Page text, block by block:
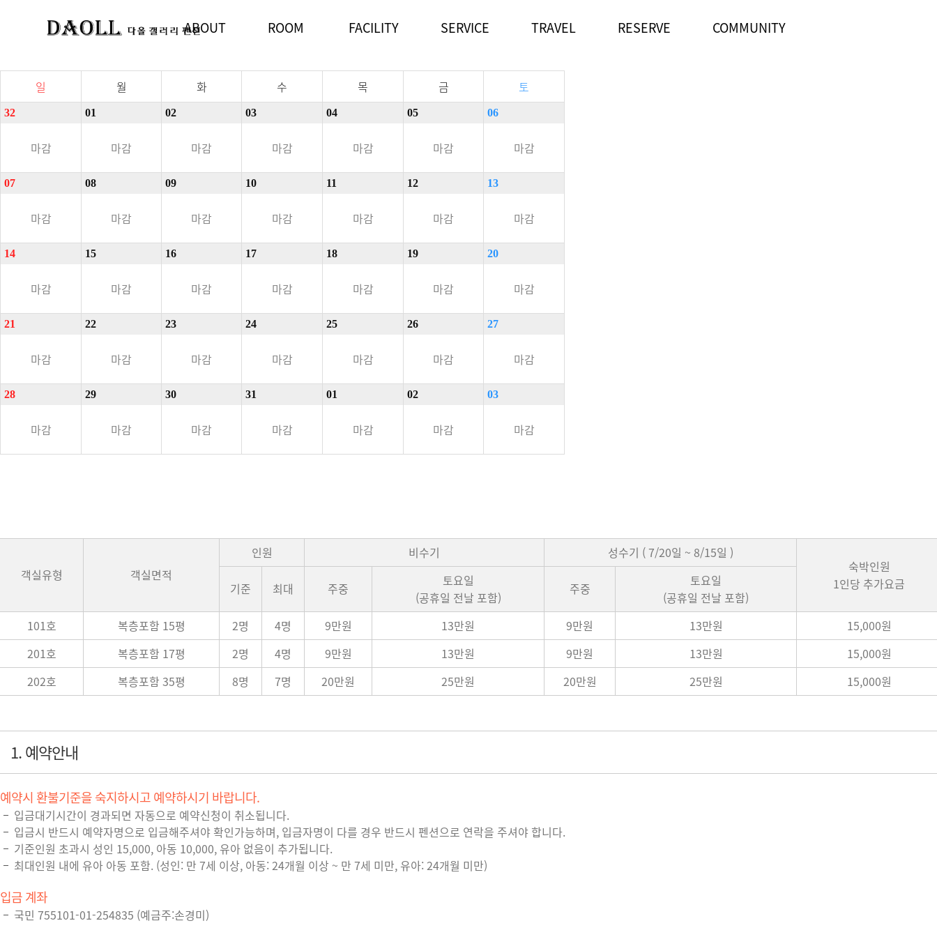
ABOUT ROOM FACILITY SERVICE TRAVEL RESERVE COMMUNITY
예약결과확인
오늘 2025 . 12
일 월 화 수 목 금 토
32
마감
01
마감
02
마감
03
마감
04
마감
05
마감
06
마감
07
마감
08
마감
09
마감
10
마감
11
마감
12
마감
13
마감
14
마감
15
마감
16
마감
17
마감
18
마감
19
마감
20
마감
21
마감
22
마감
23
마감
24
마감
25
마감
26
마감
27
마감
28
마감
29
마감
30
마감
31
마감
01
마감
02
마감
03
마감
객실유형 객실면적
인원 비수기
성수기 ( 7/20일 ~ 8/15일 )
숙박인원
1인당 추가요금
기준 최대 주중
토요일
(공휴일 전날 포함)
주중
토요일
(공휴일 전날 포함)
101호
복층포함 15평 2명 4명 9만원 13만원 9만원 13만원
15,000원
201호
복층포함 17평 2명 4명 9만원 13만원 9만원 13만원
15,000원
202호
복층포함 35평 8명 7명 20만원 25만원 20만원 25만원 15,000원
1. 예약안내
예약시 환불기준을 숙지하시고 예약하시기 바랍니다.
입금대기시간이 경과되면 자동으로 예약신청이 취소됩니다.
입금시 반드시 예약자명으로 입금해주셔야 확인가능하며, 입금자명이 다를 경우 반드시 펜션으로 연락을 주셔야 합니다.
기준인원 초과시 성인 15,000, 아동 10,000, 유아 없음이 추가됩니다.
최대인원 내에 유아 아동 포함. (성인: 만 7세 이상, 아동: 24개월 이상 ~ 만 7세 미만, 유아: 24개월 미만)
입금 계좌
국민 755101-01-254835 (예금주:손경미)